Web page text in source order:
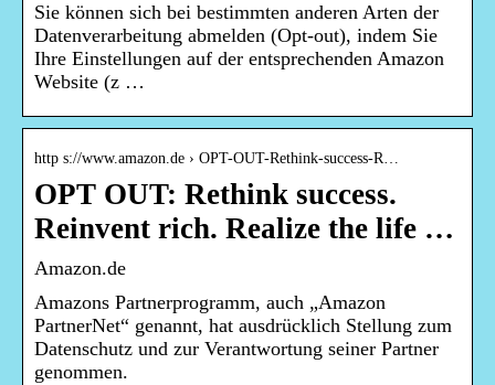
Sie können sich bei bestimmten anderen Arten der
Datenverarbeitung abmelden (Opt-out), indem Sie
Ihre Einstellungen auf der entsprechenden Amazon
Website (z …
http s://www.amazon.de › OPT-OUT-Rethink-success-R…
OPT OUT: Rethink success.
Reinvent rich. Realize the life …
Amazon.de
Amazons Partnerprogramm, auch „Amazon
PartnerNet“ genannt, hat ausdrücklich Stellung zum
Datenschutz und zur Verantwortung seiner Partner
genommen.